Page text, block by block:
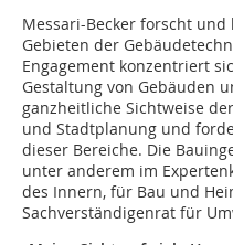
Messari-Becker forscht
Gebieten der
Engagement konzentriert
Gestaltung von Gebäuden
ganzheitliche Sichtweise
und Stadtplanung und
dieser Bereiche. Die
unter anderem im
des Innern, für Bau und
Sachverständigenrat für